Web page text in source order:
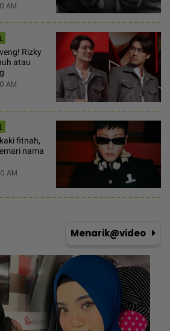
AM
Rizky
atau
AM
fitnah,
nama
AM
Menarik@video